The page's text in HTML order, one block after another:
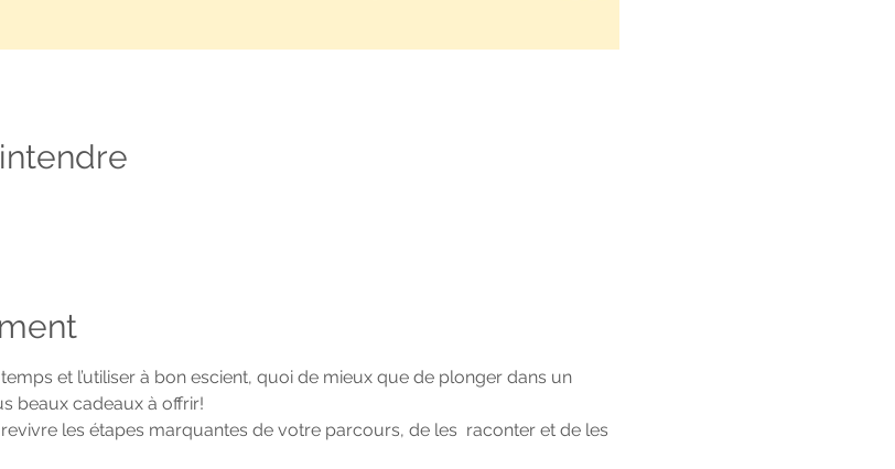
et l’utiliser à bon escient, quoi de mieux que de plonger dans un
beaux cadeaux à offrir!
les étapes marquantes de votre parcours, de les  raconter et de les